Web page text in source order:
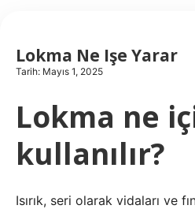
Hakkımızda
Lokma Ne Işe Yarar
Tarih: Mayıs 1, 2025
Lokma ne
kullanılır?
Isırık, seri olarak vidaları ve